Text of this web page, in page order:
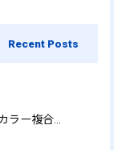
Recent Posts